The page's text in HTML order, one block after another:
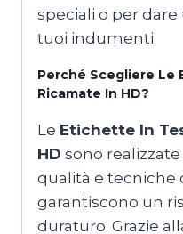
speciali o per
tuoi indumenti.
Perché Scegliere Le
Ricamate In HD?
Le Etichette In
HD sono
qualità e tecniche
garantiscono un
duraturo. Grazie